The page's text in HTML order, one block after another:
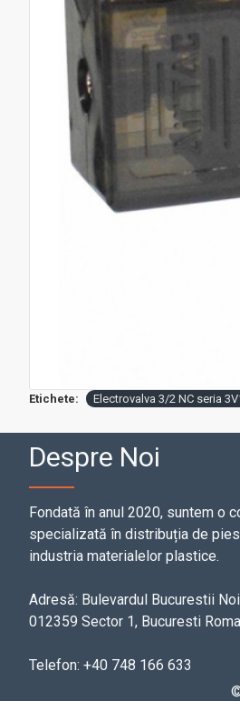
Etichete: Electrovalva 3/2 NC seria
Despre Noi
Fondată în anul 2020, suntem o
specializată în distribuția de
industria materialelor plastice.
Adresă: Bulevardul Bucurestii
012359 Sector 1, Bucuresti
Telefon: +40 748 166 633